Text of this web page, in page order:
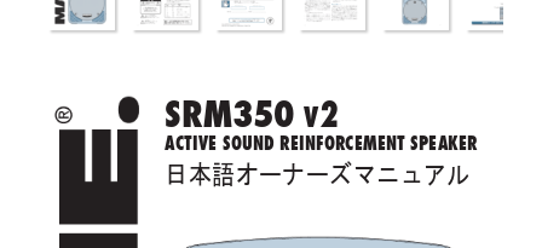
SRM350 v2
Active Sound ReinfoRceMent SPeAKeR
日本語オーナーズマニュアル